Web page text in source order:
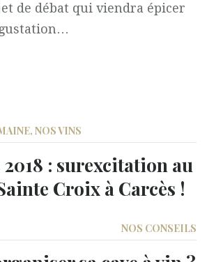
de débat qui viendra épicer
, NOS VINS
2018 : surexcitation au
Croix à Carcès !
NOS CONSEILS